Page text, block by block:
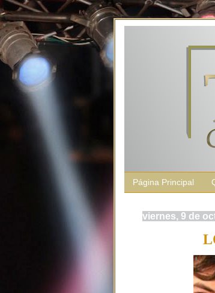
Página Principal
viernes, 9 de